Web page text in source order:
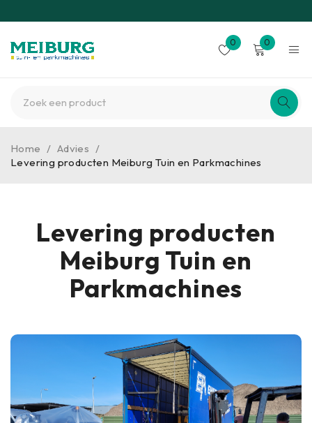
0 0
Home / Advies /
Levering producten Meiburg Tuin en Parkmachines
Levering producten
Meiburg Tuin en
Parkmachines